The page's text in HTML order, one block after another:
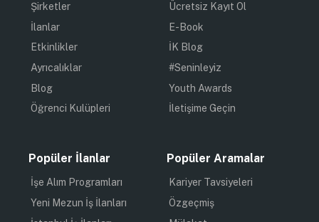
Şirketler
İlanlar
Etkinlikler
Ayrıcalıklar
Blog
Öğrenci Kulüpleri
Ücretsiz Kayıt Ol
E-Book
İK Blog
#Seninleyiz
Youth Awards
İletişime Geçin
Popüler İlanlar
İşe Alım Programları
Yeni Mezun İş İlanları
Popüler Aramalar
Kariyer Tavsiyeleri
Özgeçmiş